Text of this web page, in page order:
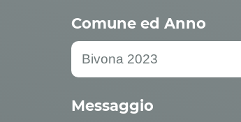
Comune ed Anno
Messaggio